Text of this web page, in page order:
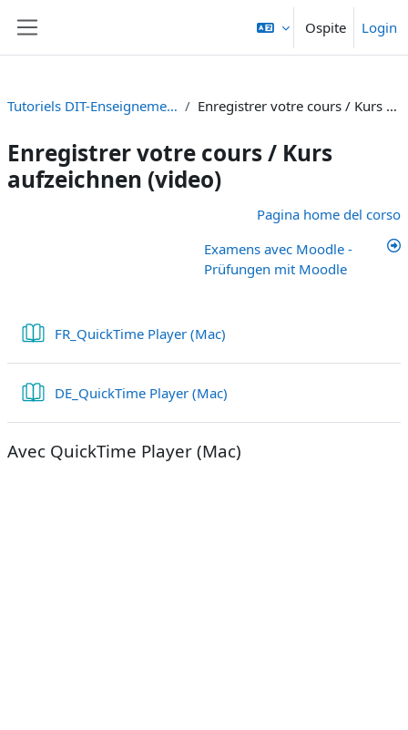
Ospite Login
Tutoriels DIT-Enseignement et Recherche Enregistrer votre cours / Kurs aufzeichnen (video)
Enregistrer votre cours / Kurs
aufzeichnen (video)
Pagina home del corso
Examens avec Moodle -
Prüfungen mit Moodle
FR_QuickTime Player (Mac)
DE_QuickTime Player (Mac)
Avec QuickTime Player (Mac)